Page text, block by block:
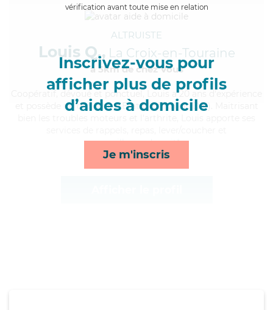
vérification avant toute mise en relation
Inscrivez-vous pour
afficher plus de profils
d’aides à domicile
Je m'inscris
ALTRUISTE
Louis Q., La Croix-en-Touraine
à 5km de chez Vous
, dévoué et ponctuel, Louis a 20 ans d'expérience
et possède un diplôme d'Etat d'infirmier (DEI). Maitrisant
surveillance de nuit*